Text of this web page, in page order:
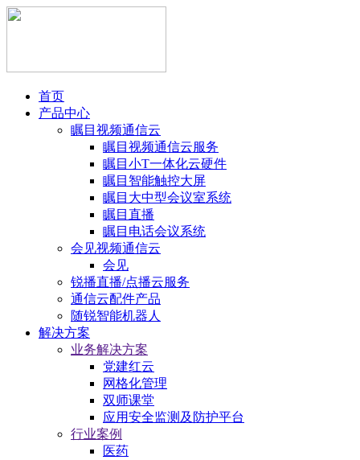
首页
产品中心
瞩目视频通信云
瞩目视频通信云服务
瞩目小T一体化云硬件
瞩目智能触控大屏
瞩目大中型会议室系统
瞩目直播
瞩目电话会议系统
会见视频通信云
会见
锐播直播/点播云服务
通信云配件产品
随锐智能机器人
解决方案
业务解决方案
党建红云
网格化管理
双师课堂
应用安全监测及防护平台
行业案例
医药